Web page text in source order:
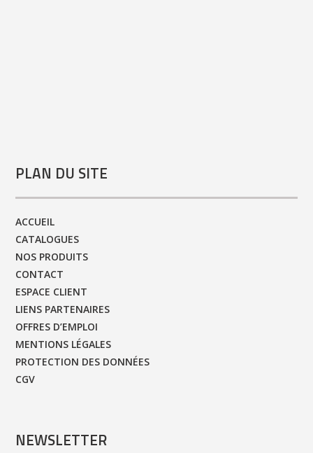
PLAN DU SITE
ACCUEIL
CATALOGUES
NOS PRODUITS
CONTACT
ESPACE CLIENT
LIENS PARTENAIRES
OFFRES D’EMPLOI
MENTIONS LÉGALES
PROTECTION DES DONNÉES
CGV
NEWSLETTER